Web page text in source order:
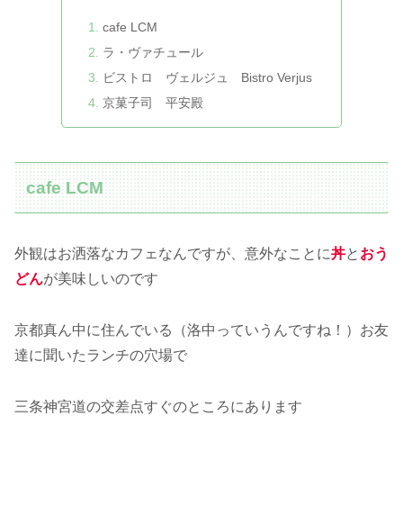
cafe LCM
ラ・ヴァチュール
ビストロ ヴェルジュ Bistro Verjus
京菓子司 平安殿
cafe LCM
外観はお洒落なカフェなんですが、意外なことに丼と おう
どんが美味しいのです
京都真ん中に住んでいる（洛中っていうんですね！）お友
達に聞いたランチの穴場で
三条神宮道の交差点すぐのところにあります